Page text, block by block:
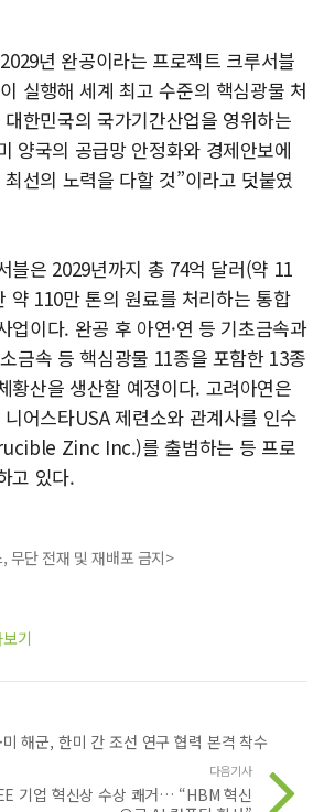
년 완공이라는 프로젝트 크루서블
실행해 세계 최고 수준의 핵심광물 처
한민국의 국가기간산업을 영위하는
양국의 공급망 안정화와 경제안보에
선의 노력을 다할 것”이라고 덧붙였
블은 2029년까지 총 74억 달러(약 11
약 110만 톤의 원료를 처리하는 통합
업이다. 완공 후 아연·연 등 기초금속과
금속 등 핵심광물 11종을 포함한 13종
황산을 생산할 예정이다. 고려아연은
어스타USA 제련소와 관계사를 인수
Zinc Inc.)를 출범하는 등 프로
고 있다.
무단 전재 및 재배포 금지>
기
미 해군, 한미 간 조선 연구 협력 본격 착수
다음기사
기업 혁신상 수상 쾌거… “HBM 혁신